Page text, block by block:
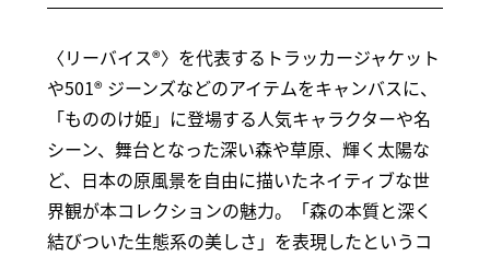
〈リーバイス®〉を代表するトラッカージャケット
や501® ジーンズなどのアイテムをキャンバスに、
「もののけ姫」に登場する人気キャラクターや名
シーン、舞台となった深い森や草原、輝く太陽な
ど、日本の原風景を自由に描いたネイティブな世
界観が本コレクションの魅力。「森の本質と深く
結びついた生態系の美しさ」を表現したというコ